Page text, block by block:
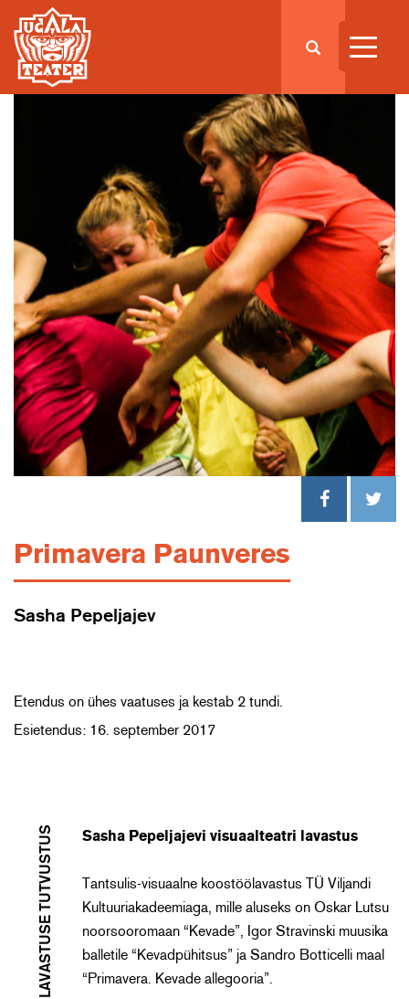
Primavera Paunveres
Sasha Pepeljajev
Etendus on ühes vaatuses ja kestab 2 tundi.
Esietendus: 16. september 2017
LAVASTUSE TUTVUSTUS Sasha Pepeljajevi visuaalteatri lavastus
Tantsulis-visuaalne koostöölavastus TÜ Viljandi
Kultuuriakadeemiaga, mille aluseks on Oskar Lutsu
noorsooromaan “Kevade”, Igor Stravinski muusika
balletile “Kevadpühitsus” ja Sandro Botticelli maal
“Primavera. Kevade allegooria”.